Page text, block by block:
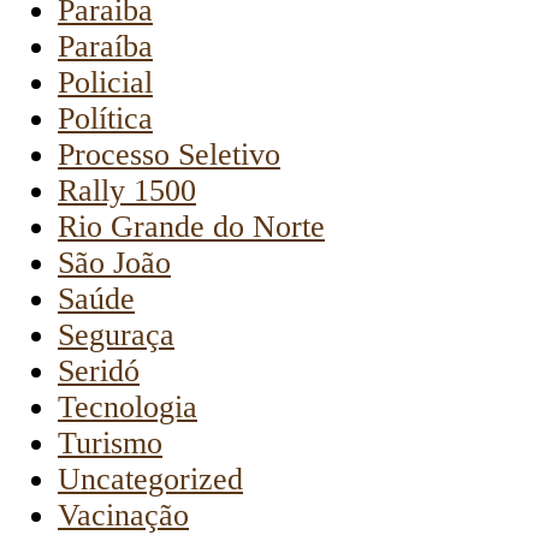
Paraiba
Paraíba
Policial
Política
Processo Seletivo
Rally 1500
Rio Grande do Norte
São João
Saúde
Seguraça
Seridó
Tecnologia
Turismo
Uncategorized
Vacinação